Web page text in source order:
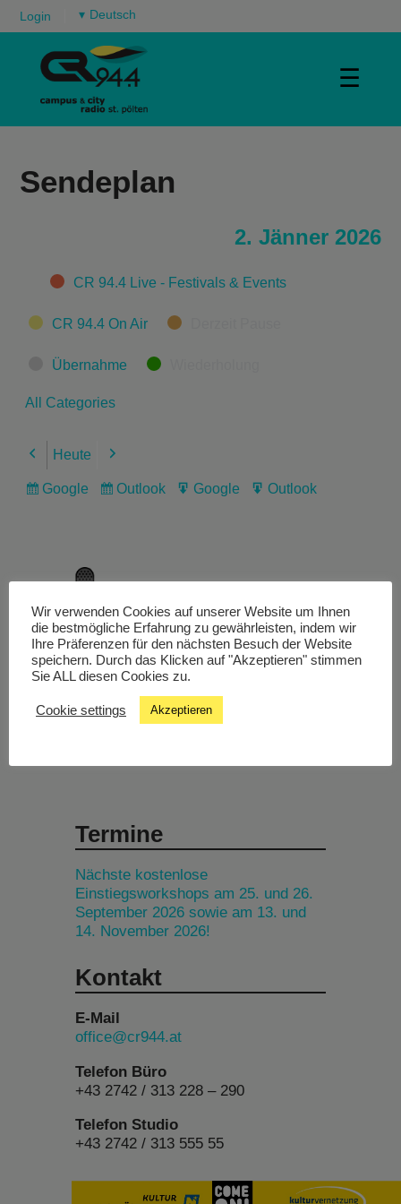
Login ▾
☰
Sendeplan
2. Jänner 2026
CategoriesCR 94.4 Live - Festivals & Events
CR 94.4 On Air
Übernahme
All Categories
Previous
Heute Next
Subscribe
Google
Subscribe
Outlook
Export
Google
Export
Outlook
Livestream
Studiochat
Termine
Nächste kostenlose
Einstiegsworkshops am 25. und 26.
September 2026 sowie am 13. und
14. November 2026!
Kontakt
E-Mail
office@cr944.at
Telefon Büro
+43 2742 / 313 228 – 290
Telefon Studio
+43 2742 / 313 555 55
Wir verwenden Cookies auf unserer Website um Ihnen
die bestmögliche Erfahrung zu gewährleisten, indem wir
Ihre Präferenzen für den nächsten Besuch der Website
speichern. Durch das Klicken auf "Akzeptieren" stimmen
Sie ALL diesen Cookies zu.
Cookie settings Akzeptieren